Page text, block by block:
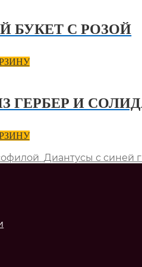
БУКЕТ С РОЗОЙ
ГЕРБЕР И
Диантусы с синей